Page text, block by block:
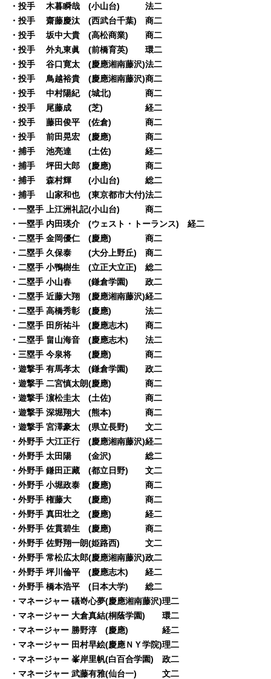
・投手 木暮瞬哉 (小山台) 法二
・投手 齋藤慶汰 (西武台千葉) 商二
・投手 坂中大貴 (高松商業) 商二
・投手 外丸東眞 (前橋育英) 環二
・投手 谷口寛太 (慶應湘南藤沢)法二
・投手 鳥越裕貴 (慶應湘南藤沢)商二
・投手 中村陽紀 (城北) 商二
・投手 尾藤成 (芝) 経二
・投手 藤田俊平 (佐倉) 商二
・投手 前田晃宏 (慶應) 商二
・捕手 池亮達 (土佐) 経二
・捕手 坪田大郎 (慶應) 商二
・捕手 森村輝 (小山台) 総二
・捕手 山家和也 (東京都市大付)法二
・一塁手 上江洲礼記(小山台) 商二
・一塁手 内田瑛介 (ウェスト・トーランス) 経二
・二塁手 金岡優仁 (慶應) 商二
・二塁手 久保泰 (大分上野丘) 商二
・二塁手 小鴨樹生 (立正大立正) 総二
・二塁手 小山春 (鎌倉学園) 政二
・二塁手 近藤大翔 (慶應湘南藤沢)経二
・二塁手 高橋秀彰 (慶應) 法二
・二塁手 田所祐斗 (慶應志木) 商二
・二塁手 畠山海音 (慶應志木) 法二
・三塁手 今泉将 (慶應) 商二
・遊撃手 有馬孝太 (鎌倉学園) 政二
・遊撃手 二宮慎太朗(慶應) 商二
・遊撃手 濵松圭太 (土佐) 商二
・遊撃手 深堀翔大 (熊本) 商二
・遊撃手 宮澤豪太 (県立長野) 文二
・外野手 大江正行 (慶應湘南藤沢)経二
・外野手 太田陽 (金沢) 総二
・外野手 鎌田正藏 (都立日野) 文二
・外野手 小堀政泰 (慶應) 商二
・外野手 権藤大 (慶應) 商二
・外野手 真田壮之 (慶應) 経二
・外野手 佐貫碧生 (慶應) 商二
・外野手 佐野翔一朗(姫路西) 文二
・外野手 常松広太郎(慶應湘南藤沢)政二
・外野手 坪川倫平 (慶應志木) 経二
・外野手 橋本浩平 (日本大学) 総二
・マネージャー 礒嵜心夢(慶應湘南藤沢)理二
・マネージャー 大倉真結(桐蔭学園) 環二
・マネージャー 勝野淳 (慶應) 経二
・マネージャー 田村早絵(慶應ＮＹ学院)理二
・マネージャー 峯岸里帆(白百合学園) 政二
・マネージャー 武藤有雅(仙台一) 文二